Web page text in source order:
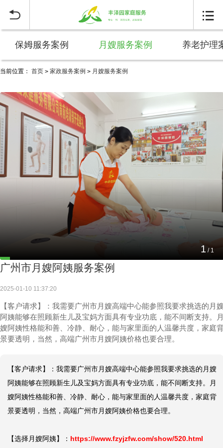
 
保姆服务案例 月嫂服务案例 养老护理
当前位置： 首页 > 家政服务案例 > 月嫂服务案例
1 / 1
广州市月嫂阿姨服务案例
2025-01-10 11:37:20
【客户请求】：我需要广州市月嫂高端中心能参照我要求挑选的月
阿姨能够在照顾新生儿及宝妈方面具有专业功底，能不间断支持。
嫂阿姨性格能和善、冷静、耐心，能与家里面的人温馨共度，家庭
景要透明，当然，高端广州市月嫂阿姨价格也要合理。
【客户请求】：我需要广州市月嫂高端中心能参照我要求挑选的月嫂
阿姨能够在照顾新生儿及宝妈方面具有专业功底，能不间断支持。月
嫂阿姨性格能和善、冷静、耐心，能与家里面的人温馨共度，家庭背
景要透明，当然，高端广州市月嫂阿姨价格也要合理。
【选择月嫂阿姨】： https://www.fzyjzfw.com/show/520.html